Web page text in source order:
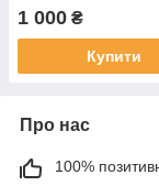
1 000 ₴
Купити
Про нас
100%